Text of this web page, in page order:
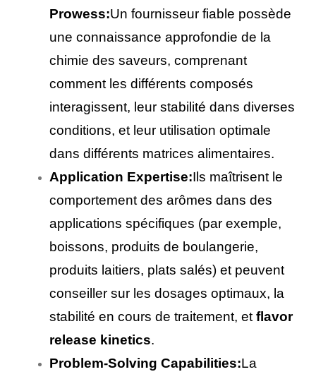
Prowess:Un fournisseur fiable possède
une connaissance approfondie de la
chimie des saveurs, comprenant
comment les différents composés
interagissent, leur stabilité dans diverses
conditions, et leur utilisation optimale
dans différents matrices alimentaires.
Application Expertise:Ils maîtrisent le
comportement des arômes dans des
applications spécifiques (par exemple,
boissons, produits de boulangerie,
produits laitiers, plats salés) et peuvent
conseiller sur les dosages optimaux, la
stabilité en cours de traitement, etflavor
release kinetics.
Problem-Solving Capabilities:La